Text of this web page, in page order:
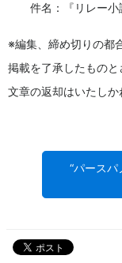
件名：『リレー小
※編集、締め切りの都
掲載を了承したもの
文章の返却はいたしか
“パース